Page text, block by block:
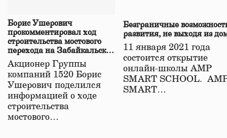
Борис Ушерович
прокомментировал ход
строительства мостового
перехода на Забайкальской
железной дороге
Акционер Группы
компаний 1520 Борис
Ушерович поделился
информацией о ходе
строительства
мостового…
Безграничные
развития, не выходя из
11 января 2021 года
состоится открытие
онлайн-школы АМР
SMART SCHOOL.
SMART…